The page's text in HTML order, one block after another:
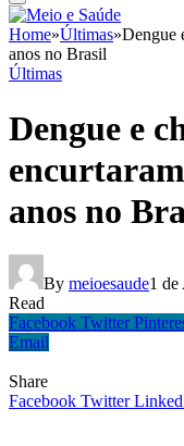
Home»Últimas»Dengue
anos no Brasil
Últimas
Dengue e
anos no
By meioesaude1 de
Read
Facebook Twitter
Email
Share
Facebook Twitter